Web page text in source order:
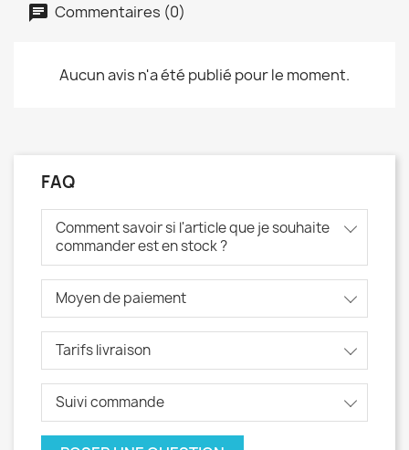
Commentaires (0)
Aucun avis n'a été publié pour le moment.
FAQ
Comment savoir si l'article que je souhaite
commander est en stock ?
Moyen de paiement
Tarifs livraison
Suivi commande